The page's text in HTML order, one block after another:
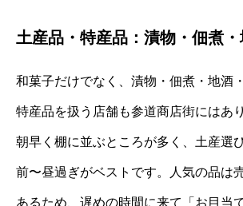
土産品・特産品：漬物・佃煮
和菓子だけでなく、漬物・佃煮・地酒
特産品を扱う店舗も参道商店街にはあ
朝早く棚に並ぶところが多く、土産選
前〜昼過ぎがベストです。人気の品は
あるため、遅めの時間に来て「お目当